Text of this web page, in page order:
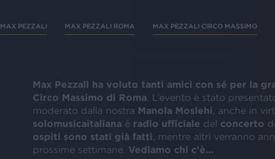
MAX PEZZALI MAX PEZZALI ROMA MAX PEZZALI CIRCO MASSIMO
Max Pezzali ha voluto tanti amici con sé per la
Circo Massimo di Roma . L’evento è stato
moderato dalla nostra Manola Moslehi , anche in
solomusicaitaliana è radio ufficiale del concerto
ospiti sono stati già fatti , mentre altri verranno
prossime settimane. Vediamo chi c’è…